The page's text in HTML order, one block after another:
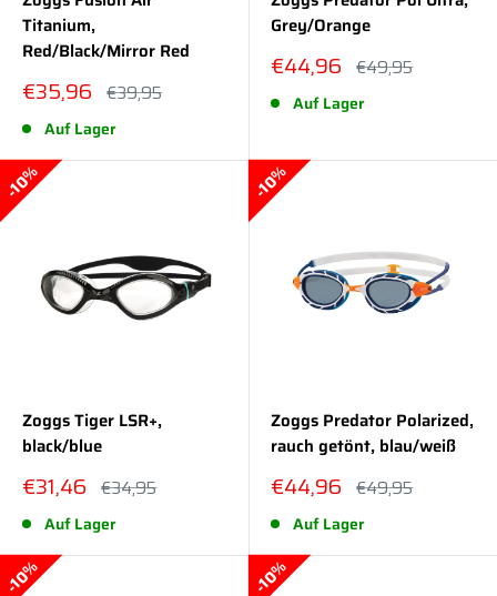
Titanium,
Red/Black/Mirror Red
Sonderpreis
€35,96 Normalpreis
€39,95
Auf Lager
Grey/Orange
Sonderpreis
€44,96 Normalpreis
€49,95
Auf Lager
10%
Zoggs Tiger LSR+,
black/blue
Sonderpreis
€31,46 Normalpreis
€34,95
Auf Lager
10%
Zoggs Predator Polarized,
rauch getönt, blau/weiß
Sonderpreis
€44,96 Normalpreis
€49,95
Auf Lager
10% 10%